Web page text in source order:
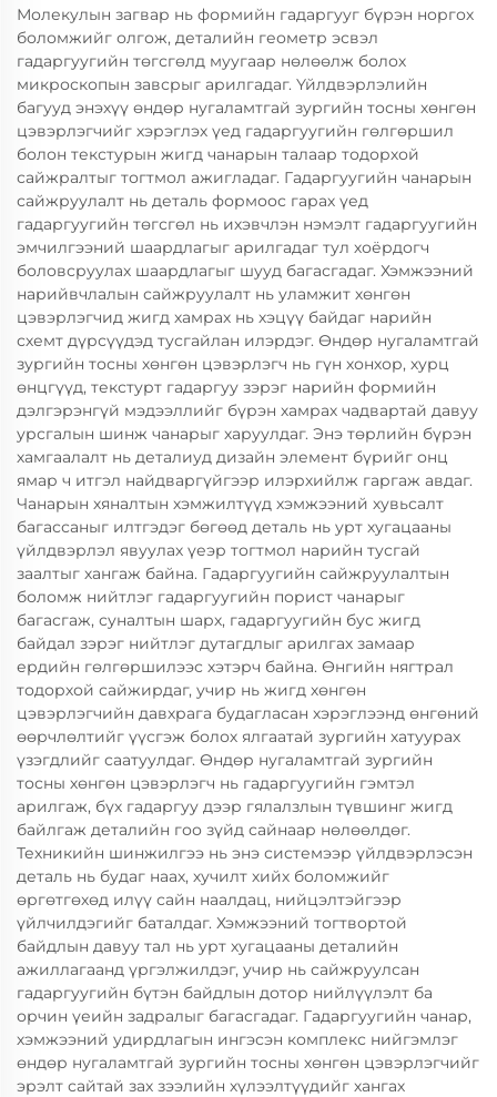
Молекулын загвар нь формийн гадаргууг бүрэн норгох
боломжийг олгож, деталийн геометр эсвэл
гадаргуугийн төгсгөлд муугаар нөлөөлж болох
микроскопын завсрыг арилгадаг. Үйлдвэрлэлийн
багууд энэхүү өндөр нугаламтгай зургийн тосны хөнгөн
цэвэрлэгчийг хэрэглэх үед гадаргуугийн гөлгөршил
болон текстурын жигд чанарын талаар тодорхой
сайжралтыг тогтмол ажигладаг. Гадаргуугийн чанарын
сайжруулалт нь деталь формоос гарах үед
гадаргуугийн төгсгөл нь ихэвчлэн нэмэлт гадаргуугийн
эмчилгээний шаардлагыг арилгадаг тул хоёрдогч
боловсруулах шаардлагыг шууд багасгадаг. Хэмжээний
нарийвчлалын сайжруулалт нь уламжит хөнгөн
цэвэрлэгчид жигд хамрах нь хэцүү байдаг нарийн
схемт дүрсүүдэд тусгайлан илэрдэг. Өндөр нугаламтгай
зургийн тосны хөнгөн цэвэрлэгч нь гүн хонхор, хурц
өнцгүүд, текстурт гадаргуу зэрэг нарийн формийн
дэлгэрэнгүй мэдээллийг бүрэн хамрах чадвартай давуу
урсгалын шинж чанарыг харуулдаг. Энэ төрлийн бүрэн
хамгаалалт нь деталиуд дизайн элемент бүрийг онц
ямар ч итгэл найдваргүйгээр илэрхийлж гаргаж авдаг.
Чанарын хяналтын хэмжилтүүд хэмжээний хувьсалт
багассаныг илтгэдэг бөгөөд деталь нь урт хугацааны
үйлдвэрлэл явуулах үеэр тогтмол нарийн тусгай
заалтыг хангаж байна. Гадаргуугийн сайжруулалтын
боломж нийтлэг гадаргуугийн порист чанарыг
багасгаж, суналтын шарх, гадаргуугийн бус жигд
байдал зэрэг нийтлэг дутагдлыг арилгах замаар
ердийн гөлгөршилээс хэтэрч байна. Өнгийн нягтрал
тодорхой сайжирдаг, учир нь жигд хөнгөн
цэвэрлэгчийн давхрага будагласан хэрэглээнд өнгөний
өөрчлөлтийг үүсгэж болох ялгаатай зургийн хатуурах
үзэгдлийг саатуулдаг. Өндөр нугаламтгай зургийн
тосны хөнгөн цэвэрлэгч нь гадаргуугийн гэмтэл
арилгаж, бүх гадаргуу дээр гялалзлын түвшинг жигд
байлгаж деталийн гоо зүйд сайнаар нөлөөлдөг.
Техникийн шинжилгээ нь энэ системээр үйлдвэрлэсэн
деталь нь будаг наах, хучилт хийх боломжийг
өргөтгөхөд илүү сайн наалдац, нийцэлтэйгээр
үйлчилдэгийг баталдаг. Хэмжээний тогтвортой
байдлын давуу тал нь урт хугацааны деталийн
ажиллагаанд үргэлжилдэг, учир нь сайжруулсан
гадаргуугийн бүтэн байдлын дотор нийлүүлэлт ба
орчин үеийн задралыг багасгадаг. Гадаргуугийн чанар,
хэмжээний удирдлагын ингэсэн комплекс нийгэмлэг
өндөр нугаламтгай зургийн тосны хөнгөн цэвэрлэгчийг
эрэлт сайтай зах зээлийн хүлээлтүүдийг хангах